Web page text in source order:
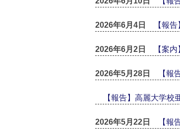
2026年6月4日 【報
2026年6月2日 【案
2026年5月28日 【報
【報告】高麗大学校
2026年5月22日 【報